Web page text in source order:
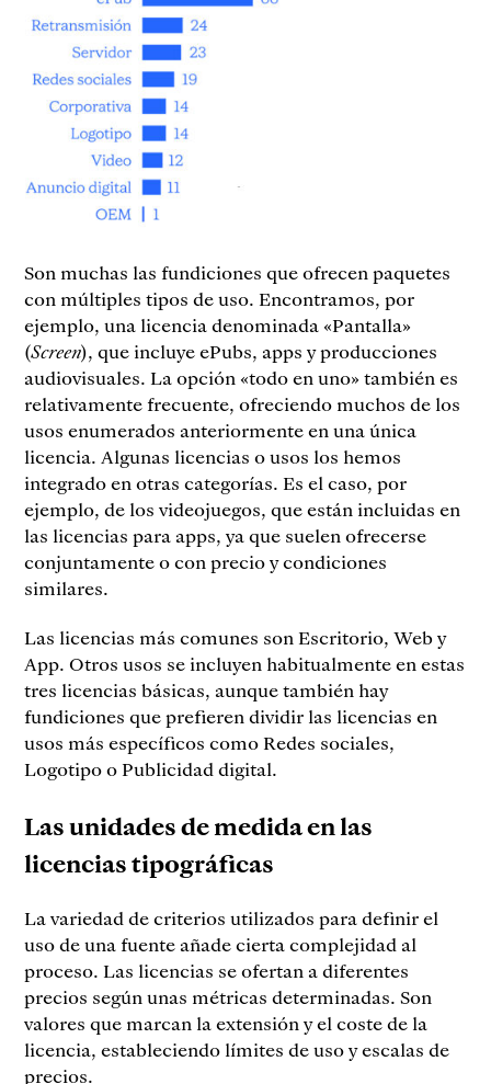
Son muchas las fundiciones que ofrecen paquetes
con múltiples tipos de uso. Encontramos, por
ejemplo, una licencia denominada «Pantalla»
(Screen), que incluye ePubs, apps y producciones
audiovisuales. La opción «todo en uno» también es
relativamente frecuente, ofreciendo muchos de los
usos enumerados anteriormente en una única
licencia. Algunas licencias o usos los hemos
integrado en otras categorías. Es el caso, por
ejemplo, de los videojuegos, que están incluidas en
las licencias para apps, ya que suelen ofrecerse
conjuntamente o con precio y condiciones
similares.
Las licencias más comunes son Escritorio, Web y
App. Otros usos se incluyen habitualmente en estas
tres licencias básicas, aunque también hay
fundiciones que prefieren dividir las licencias en
usos más específicos como Redes sociales,
Logotipo o Publicidad digital.
Las unidades de medida en las
licencias tipográficas
La variedad de criterios utilizados para definir el
uso de una fuente añade cierta complejidad al
proceso. Las licencias se ofertan a diferentes
precios según unas métricas determinadas. Son
valores que marcan la extensión y el coste de la
licencia, estableciendo límites de uso y escalas de
precios.